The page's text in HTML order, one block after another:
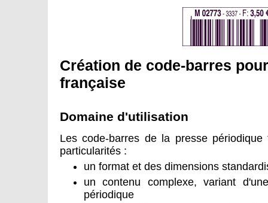
Création de code-barres
française
Domaine d'utilisation
Les code-barres de la presse périodique
particularités :
un format et des dimensions
un contenu complexe, variant
périodique